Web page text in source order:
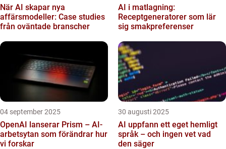
När AI skapar nya
affärsmodeller: Case studies
från oväntade branscher
AI i matlagning:
Receptgeneratorer som lär
sig smakpreferenser
04 september 2025
OpenAI lanserar Prism – AI-
arbetsytan som förändrar hur
vi forskar
30 augusti 2025
AI uppfann ett eget hemligt
språk – och ingen vet vad
den säger